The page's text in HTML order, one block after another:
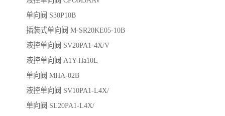
单向阀 S30P10B
插装式单向阀 M-SR20KE05-10B
液控单向阀 SV20PA1-4X/V
液控单向阀 A1Y-Ha10L
单向阀 MHA-02B
液控单向阀 SV10PA1-L4X/
单向阀 SL20PA1-L4X/